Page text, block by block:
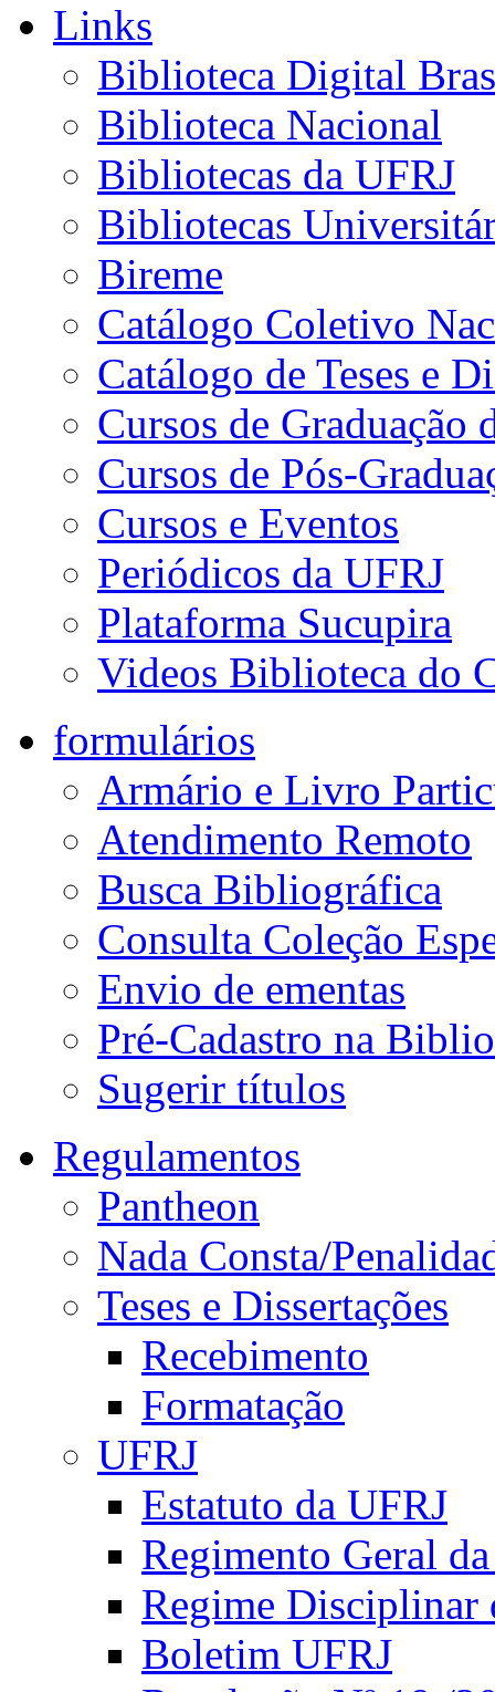
Links
Biblioteca Digital
Biblioteca Nacional
Bibliotecas da UFRJ
Bibliotecas
Bireme
Catálogo Coletivo
Catálogo de Teses e
Cursos de Graduação
Cursos de Pós-
Cursos e Eventos
Periódicos da UFRJ
Plataforma Sucupira
Videos Biblioteca do
formulários
Armário e Livro
Atendimento Remoto
Busca Bibliográfica
Consulta Coleção
Envio de ementas
Pré-Cadastro na
Sugerir títulos
Regulamentos
Pantheon
Nada Consta/
Teses e Dissertações
Recebimento
Formatação
UFRJ
Estatuto da UFRJ
Regimento Geral
Regime Disciplinar
Boletim UFRJ